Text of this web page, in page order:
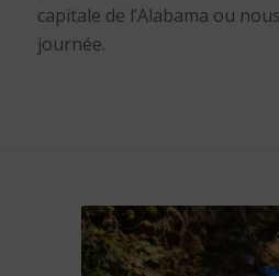
capitale de l’Alabama ou
journée.